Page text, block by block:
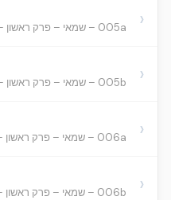
005a – שמאי – פרק ראשון – נדה, דף ה ע”א ›
005b – שמאי – פרק ראשון – נדה, דף ה ע”ב ›
006a – שמאי – פרק ראשון – נדה, דף ו ע”א ›
006b – שמאי – פרק ראשון – נדה, דף ו ע”ב ›